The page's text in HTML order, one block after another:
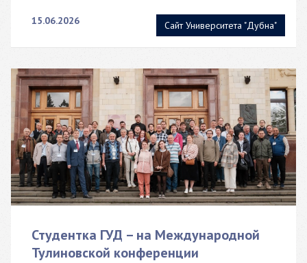
Сайт Университета "Дубна"
15.06.2026
Студентка ГУД – на Международной
Тулиновской конференции